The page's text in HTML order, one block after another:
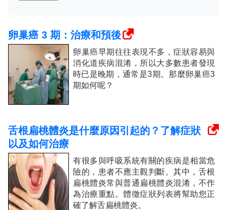
卵巢癌 3 期：治療和預後
卵巢癌早期往往表現不多，症狀容易與
消化道疾病混淆，所以大多數患者發現
時已是晚期，通常是3期。那麼卵巢癌3
期如何呢？
舌根扁桃體炎是什麼原因引起的？了解症狀
以及如何治療
有很多與呼吸系統有關的疾病是相當危
險的，患者不應主觀判斷。其中，舌根
扁桃體炎常與普通扁桃體炎混淆，不作
為治療重點。體徵症狀列表將幫助您正
確了解舌扁桃體炎。